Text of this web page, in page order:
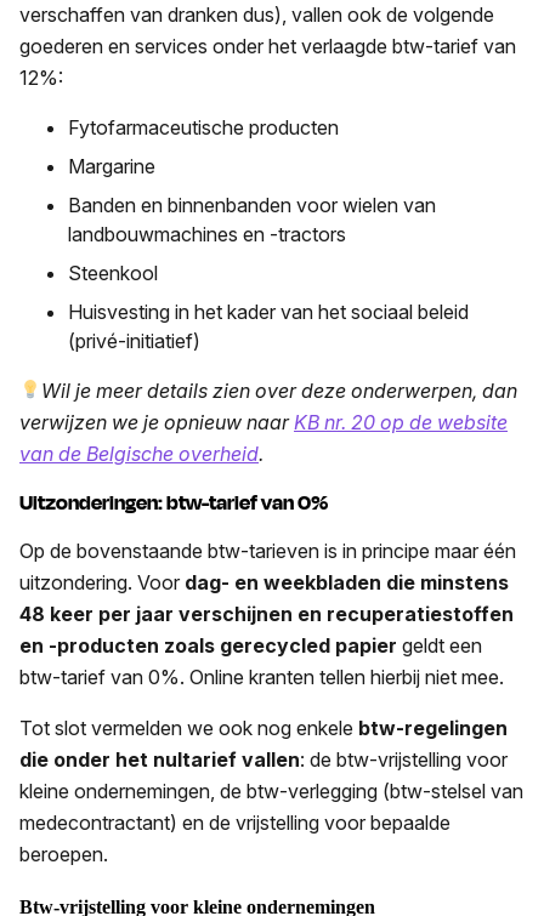
verschaffen van dranken dus), vallen ook de volgende
goederen en services onder het verlaagde btw-tarief van
12%:
Fytofarmaceutische producten
Margarine
Banden en binnenbanden voor wielen van
landbouwmachines en -tractors
Steenkool
Huisvesting in het kader van het sociaal beleid
(privé-initiatief)
Wil je meer details zien over deze onderwerpen, dan
verwijzen we je opnieuw naar KB nr. 20 op de website
van de Belgische overheid.
Uitzonderingen: btw-tarief van 0%
Op de bovenstaande btw-tarieven is in principe maar één
uitzondering. Voor dag- en weekbladen die minstens
48 keer per jaar verschijnen en recuperatiestoffen
en -producten zoals gerecycled papier geldt een
btw-tarief van 0%. Online kranten tellen hierbij niet mee.
Tot slot vermelden we ook nog enkele btw-regelingen
die onder het nultarief vallen: de btw-vrijstelling voor
kleine ondernemingen, de btw-verlegging (btw-stelsel van
medecontractant) en de vrijstelling voor bepaalde
beroepen.
Btw-vrijstelling voor kleine ondernemingen